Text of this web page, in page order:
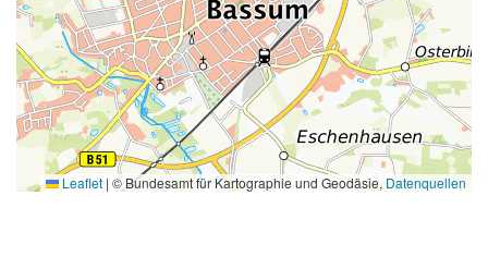
Leaflet | © Bundesamt für Kartographie und Geodäsie, Datenquellen